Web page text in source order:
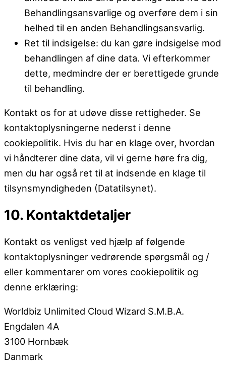
Behandlingsansvarlige og overføre dem i sin
helhed til en anden Behandlingsansvarlig.
Ret til indsigelse: du kan gøre indsigelse mod
behandlingen af ​​dine data. Vi efterkommer
dette, medmindre der er berettigede grunde
til behandling.
Kontakt os for at udøve disse rettigheder. Se
kontaktoplysningerne nederst i denne
cookiepolitik. Hvis du har en klage over, hvordan
vi håndterer dine data, vil vi gerne høre fra dig,
men du har også ret til at indsende en klage til
tilsynsmyndigheden (Datatilsynet).
10. Kontaktdetaljer
Kontakt os venligst ved hjælp af følgende
kontaktoplysninger vedrørende spørgsmål og /
eller kommentarer om vores cookiepolitik og
denne erklæring:
Worldbiz Unlimited Cloud Wizard S.M.B.A.
Engdalen 4A
3100 Hornbæk
Danmark